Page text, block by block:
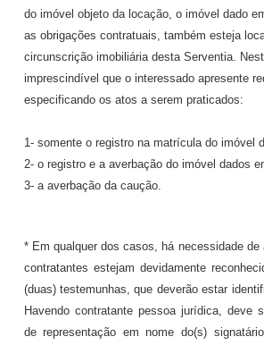
do imóvel objeto da locação, o imóvel dado
as obrigações contratuais, também esteja
circunscrição imobiliária desta Serventia.
imprescindível que o interessado apresente
especificando os atos a serem praticados:
1- somente o registro na matrícula do imóvel
2- o registro e a averbação do imóvel dados
3- a averbação da caução.
* Em qualquer dos casos, há necessidade
contratantes estejam devidamente
(duas) testemunhas, que deverão estar
Havendo contratante pessoa jurídica, deve
de representação em nome do(s)